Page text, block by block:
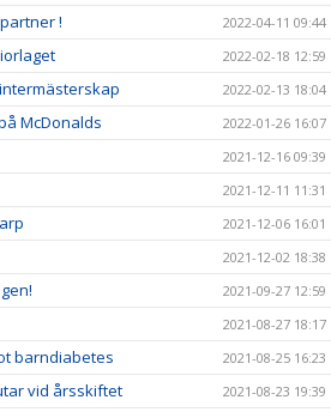
! 2022-04-11 09:44
2022-02-18 12:59
2022-02-13 18:04
McDonalds 2022-01-26 16:07
2021-12-16 09:39
2021-12-11 11:31
2021-12-06 16:01
2021-12-02 18:38
2021-09-27 12:59
2021-08-27 18:17
barndiabetes 2021-08-25 16:23
vid årsskiftet 2021-08-23 19:39